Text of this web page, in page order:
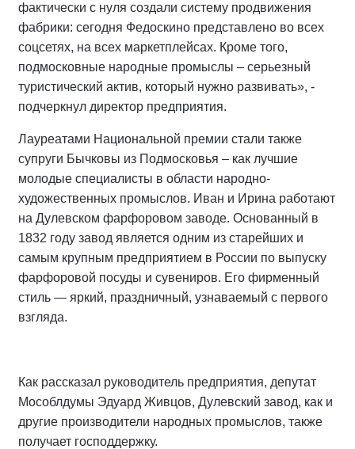
фактически с нуля создали систему продвижения
фабрики: сегодня Федоскино представлено во всех
соцсетях, на всех маркетплейсах. Кроме того,
подмосковные народные промыслы – серьезный
туристический актив, который нужно развивать», -
подчеркнул директор предприятия.
Лауреатами Национальной премии стали также
супруги Бычковы из Подмосковья – как лучшие
молодые специалисты в области народно-
художественных промыслов. Иван и Ирина работают
на Дулевском фарфоровом заводе. Основанный в
1832 году завод является одним из старейших и
самым крупным предприятием в России по выпуску
фарфоровой посуды и сувениров. Его фирменный
стиль — яркий, праздничный, узнаваемый с первого
взгляда.
Как рассказал руководитель предприятия, депутат
Мособлдумы Эдуард Живцов, Дулевский завод, как и
другие производители народных промыслов, также
получает господдержку.